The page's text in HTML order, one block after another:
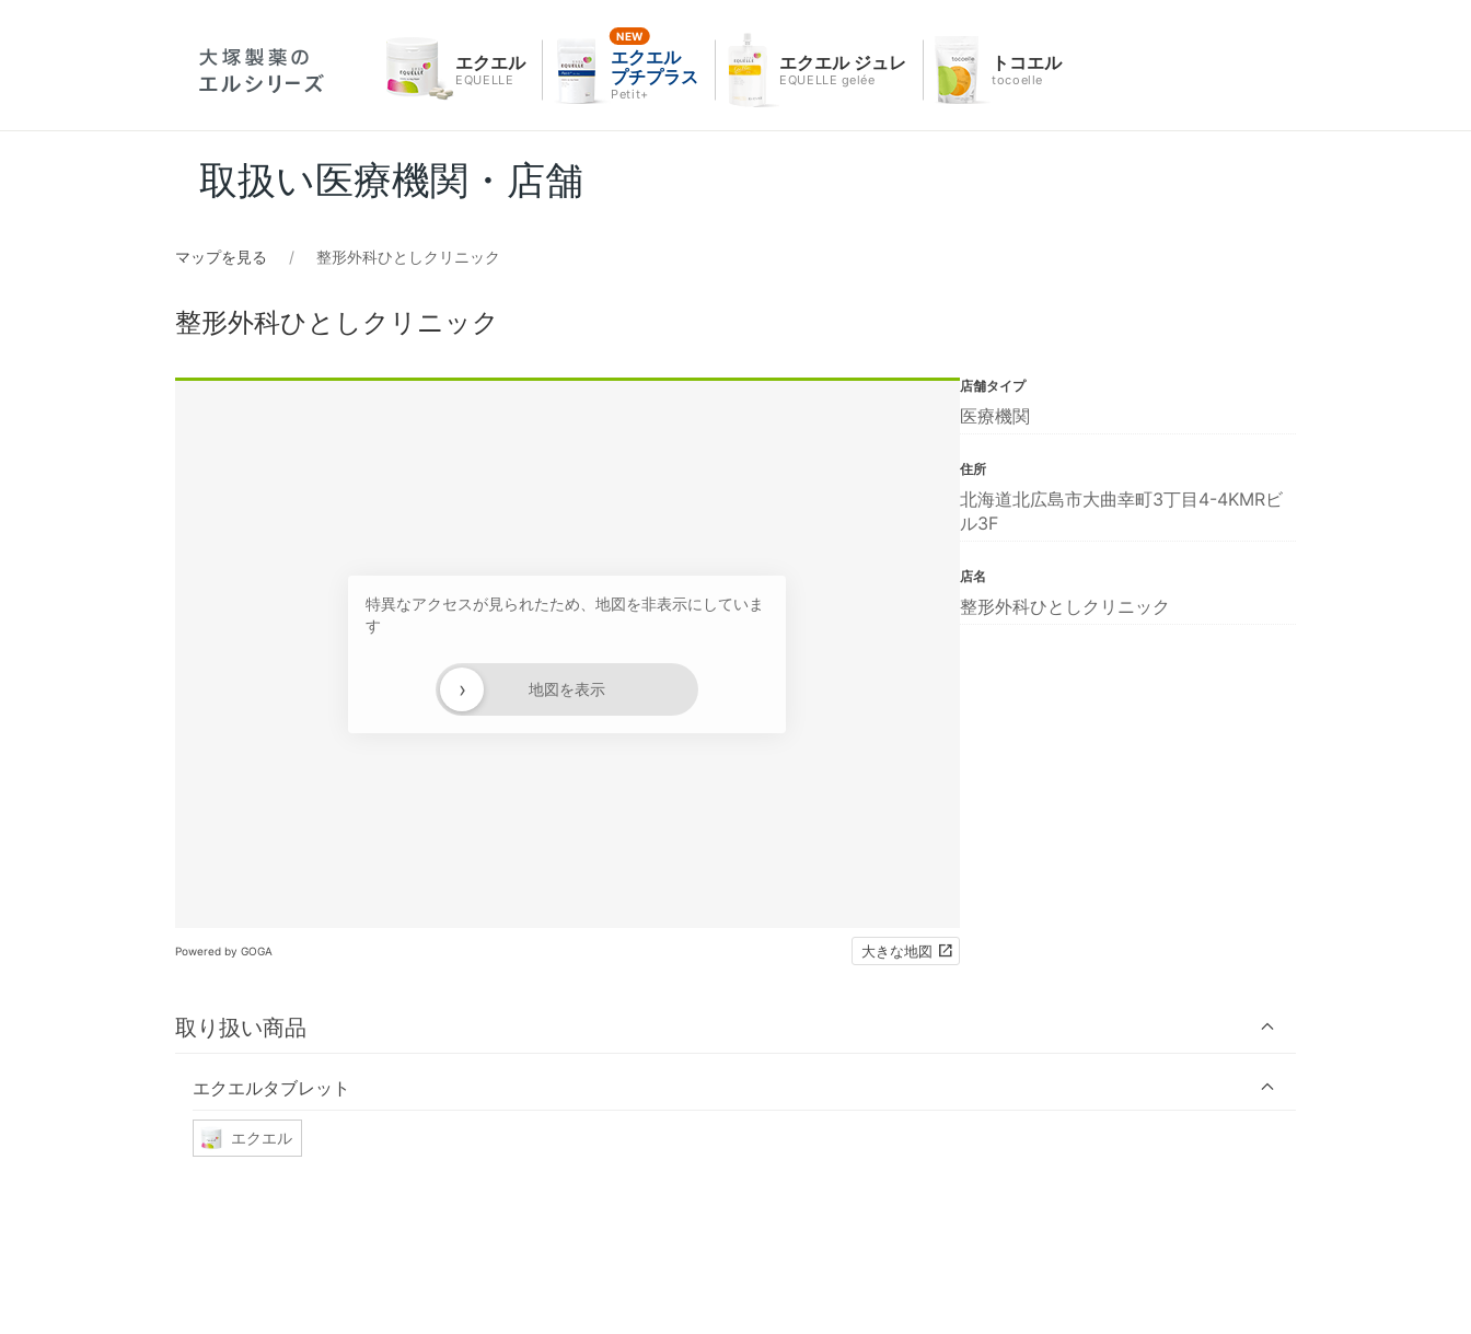
エクエル
EQUELLE
エクエル
プチプラス
Petit+
エクエル ジュレ
EQUELLE gelée
トコエル
tocoelle
取扱い医療機関・店舗
マップを見る 整形外科ひとしクリニック
整形外科ひとしクリニック
特異なアクセスが見られたため、地図を非表示にしていま
す
地図を表示
›
Powered by GOGA 大きな地図
取り扱い商品
エクエルタブレット
エクエル
店舗タイプ
医療機関
住所
北海道北広島市大曲幸町3丁目4-4KMRビ
ル3F
店名
整形外科ひとしクリニック